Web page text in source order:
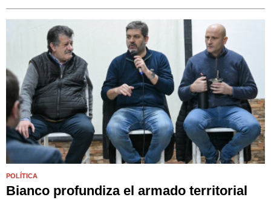
POLÍTICA
Bianco profundiza el armado territorial